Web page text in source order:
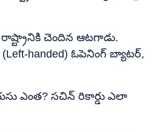
చెందిన ఆటగాడు.
handed) ఓపెనింగ్ బ్యాటర్,
ఎంత? సచిన్ రికార్డు ఎలా